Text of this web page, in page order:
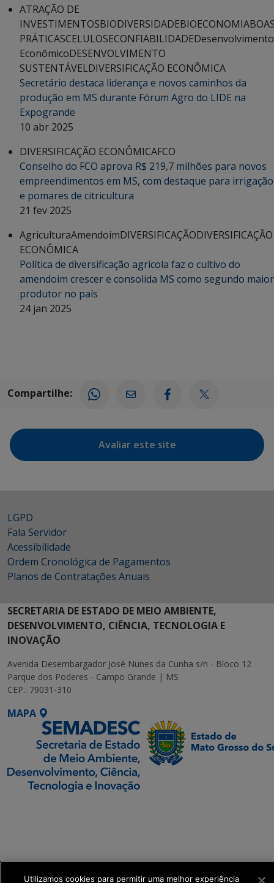
ATRAÇÃO DE
INVESTIMENTOSBIODIVERSIDADEBIOECONOMIA
PRÁTICASCELULOSECONFIABILIDADEDesenvolvimento
EconômicoDESENVOLVIMENTO
SUSTENTÁVELDIVERSIFICAÇÃO ECONÔMICA
Secretário destaca liderança e novos caminhos da
produção em MS durante Fórum Agro do LIDE na
Expogrande
10 abr 2025
DIVERSIFICAÇÃO ECONÔMICAFCO
Conselho do FCO aprova R$ 219,7 milhões para novos
empreendimentos em MS, com destaque para irrigação
e pomares de citricultura
21 fev 2025
AgriculturaAmendoimDIVERSIFICAÇÃODIVERSIFICAÇÃO
ECONÔMICA
Política de diversificação agrícola faz o cultivo do
amendoim crescer e consolida MS como segundo maior
produtor no país
24 jan 2025
Compartilhe:
Avaliar este site
LGPD
Fala Servidor
Acessibilidade
Ordem Cronológica de Pagamentos
Planos de Contratações Anuais
SECRETARIA DE ESTADO DE MEIO AMBIENTE,
DESENVOLVIMENTO, CIÊNCIA, TECNOLOGIA E
INOVAÇÃO
Avenida Desembargador José Nunes da Cunha s/n - Bloco 12
Parque dos Poderes - Campo Grande | MS
CEP.: 79031-310
MAPA
Utilizamos cookies para permitir uma melhor experiência